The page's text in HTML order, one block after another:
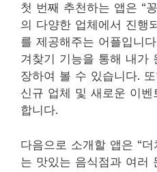
첫 번째 추천하는 앱은 “
의 다양한 업체에서 진행
를 제공해주는 어플입니
겨찾기 기능을 통해 내가
장하여 볼 수 있습니다.
신규 업체 및 새로운 이
합니다.
다음으로 소개할 앱은 “
는 맛있는 음식점과 여러